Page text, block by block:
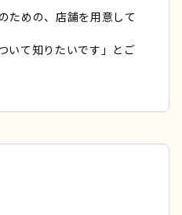
ための、店舗を用意して
いて知りたいです」とご